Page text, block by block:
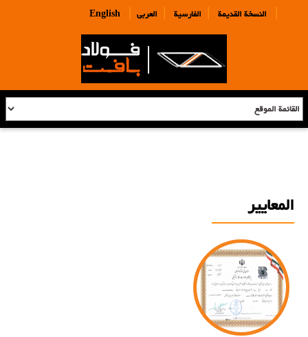
English| النسخة القديمة | الفارسية | العربی |
المعاییر